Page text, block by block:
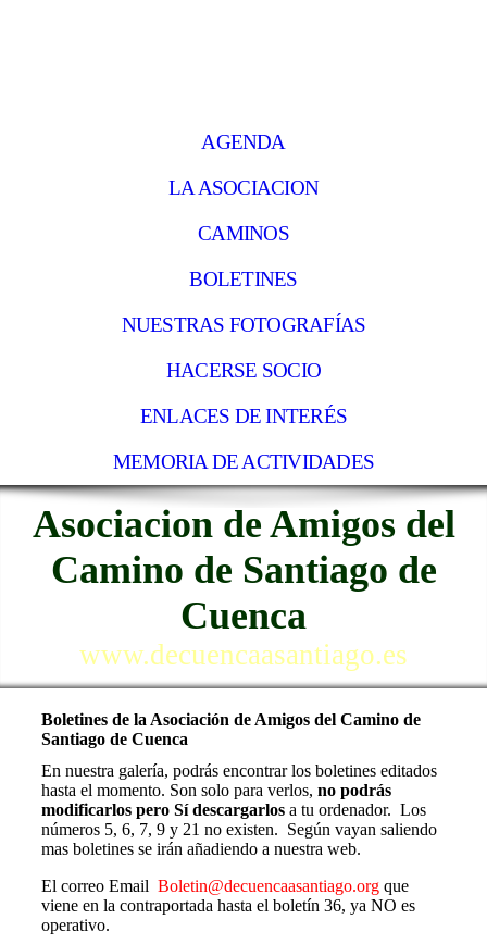
AGENDA
LA ASOCIACION
CAMINOS
BOLETINES
NUESTRAS FOTOGRAFÍAS
HACERSE SOCIO
ENLACES DE INTERÉS
MEMORIA DE ACTIVIDADES
Asociacion de Amigos del
Camino de Santiago de
Cuenca
www.decuencaasantiago.es
Boletines de la Asociación de Amigos del Camino de
Santiago de Cuenca
En nuestra galería, podrás encontrar los boletines editados
hasta el momento. Son solo para verlos, no podrás
modificarlos pero Sí descargarlos a tu ordenador. Los
números 5, 6, 7, 9 y 21 no existen. Según vayan saliendo
mas boletines se irán añadiendo a nuestra web.
El correo Email Boletin@decuencaasantiago.org que
viene en la contraportada hasta el boletín 36, ya NO es
operativo.